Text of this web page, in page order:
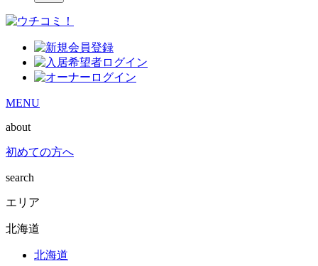
MENU
about
初めての方へ
search
エリア
北海道
北海道